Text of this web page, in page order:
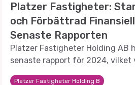
Platzer Fastigheter:
och Förbättrad
Senaste Rapporten
Platzer Fastigheter Holding AB
senaste rapport för 2024, vilket
prestation trots en turbulent
Platzer Fastigheter Holding B